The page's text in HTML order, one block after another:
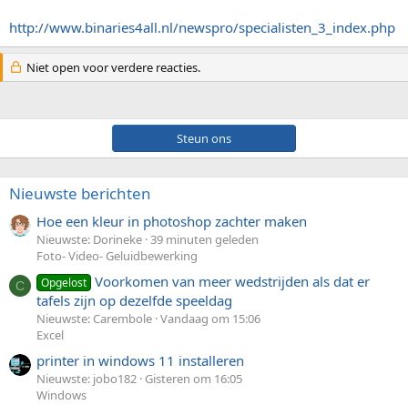
http://www.binaries4all.nl/newspro/specialisten_3_index.php
Niet open voor verdere reacties.
Steun ons
Nieuwste berichten
Hoe een kleur in photoshop zachter maken
Nieuwste: Dorineke 39 minuten geleden
Foto- Video- Geluidbewerking
C Opgelost Voorkomen van meer wedstrijden als dat er
tafels zijn op dezelfde speeldag
Nieuwste: Carembole Vandaag om 15:06
Excel
printer in windows 11 installeren
Nieuwste: jobo182 Gisteren om 16:05
Windows